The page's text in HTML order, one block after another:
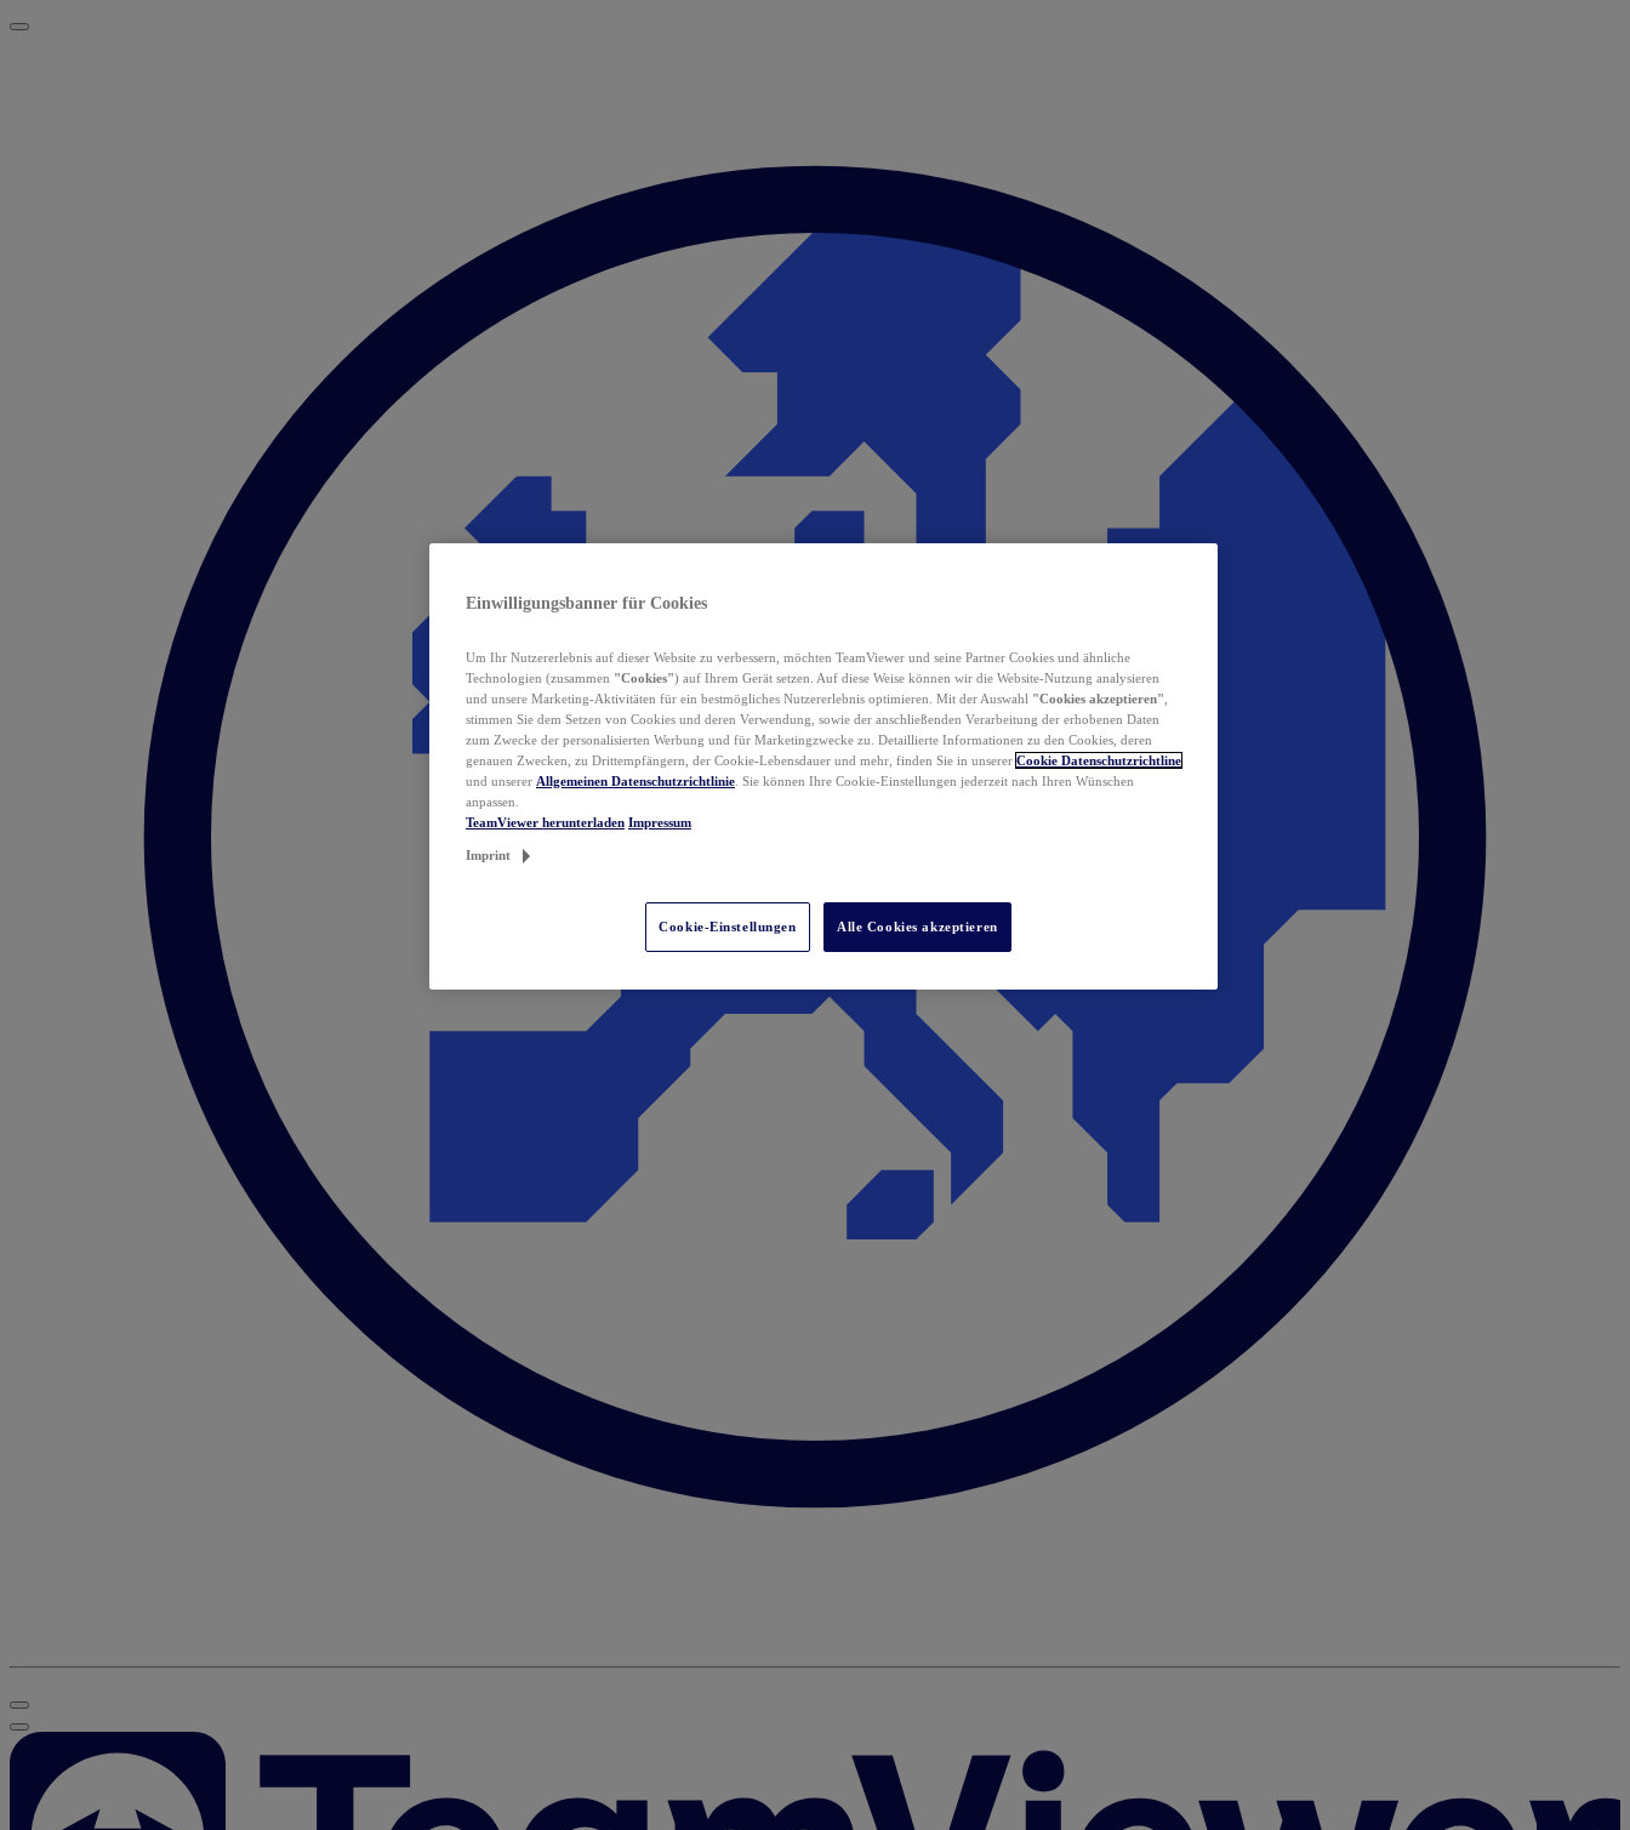
Einwilligungsbanner für Cookies
Um Ihr Nutzererlebnis auf dieser Website zu verbessern, möchten TeamViewer und seine Partner Cookies und ähnliche
Technologien (zusammen "Cookies") auf Ihrem Gerät setzen. Auf diese Weise können wir die Website-Nutzung analysieren
und unsere Marketing-Aktivitäten für ein bestmögliches Nutzererlebnis optimieren. Mit der Auswahl "Cookies akzeptieren"
stimmen Sie dem Setzen von Cookies und deren Verwendung, sowie der anschließenden Verarbeitung der erhobenen Daten
zum Zwecke der personalisierten Werbung und für Marketingzwecke zu. Detaillierte Informationen zu den Cookies, deren
genauen Zwecken, zu Drittempfängern, der Cookie-Lebensdauer und mehr, finden Sie in unserer Cookie Datenschutzrichtline
und unserer Allgemeinen Datenschutzrichtlinie . Sie können Ihre Cookie-Einstellungen jederzeit nach Ihren Wünschen
anpassen.
TeamViewer herunterladen Impressum
Imprint
Cookie-Einstellungen Alle Cookies akzeptieren